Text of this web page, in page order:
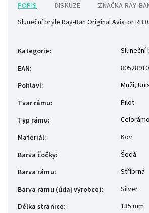
POPIS DISKUZE ZNAČKA RAY-
Sluneční brýle Ray-Ban Original Aviator
Kategorie:
Sluneční
EAN:
Pohlaví: Muži,
Tvar rámu:
Pilot
Typ rámu:
Materiál:
Kov
Barva čočky:
Šedá
Barva rámu:
Stříbrná
Barva rámu (údaj výrobce):
Silver
Délka stranice:
135 mm